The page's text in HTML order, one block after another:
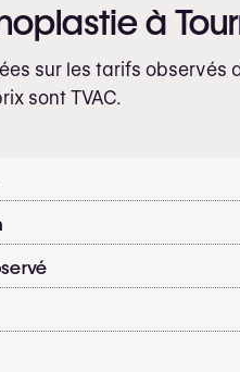
à
sur les tarifs observés
sont TVAC.